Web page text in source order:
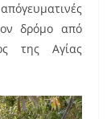
δρόμο από
της Αγίας